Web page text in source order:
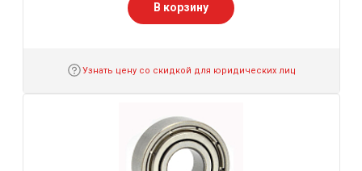
В корзину
Узнать цену со скидкой для юридических лиц